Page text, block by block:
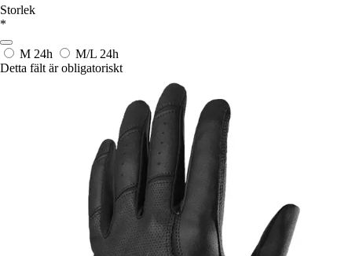
Storlek
*
M 24h M/L 24h
Detta fält är obligatoriskt